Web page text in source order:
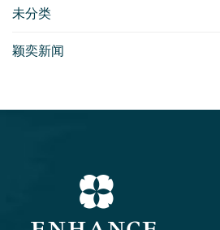
未分类
颖奕新闻